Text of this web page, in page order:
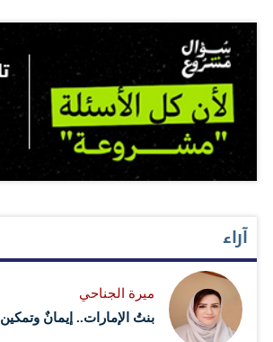
آراء
ميرة الجناحي
بنتُ الإمارات.. إيمانٌ وتمكين